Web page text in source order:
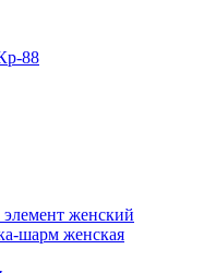
88
женcкий
шарм женская